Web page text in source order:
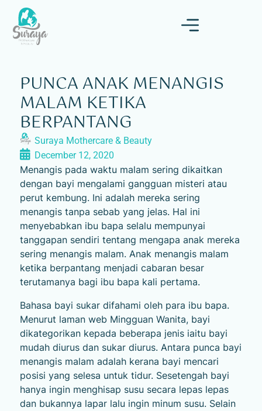
PUNCA ANAK MENANGIS
MALAM KETIKA
BERPANTANG
Suraya Mothercare & Beauty
December 12, 2020
Menangis pada waktu malam sering dikaitkan
dengan bayi mengalami gangguan misteri atau
perut kembung. Ini adalah mereka sering
menangis tanpa sebab yang jelas. Hal ini
menyebabkan ibu bapa selalu mempunyai
tanggapan sendiri tentang mengapa anak mereka
sering menangis malam. Anak menangis malam
ketika berpantang menjadi cabaran besar
terutamanya bagi ibu bapa kali pertama.
Bahasa bayi sukar difahami oleh para ibu bapa.
Menurut laman web Mingguan Wanita, bayi
dikategorikan kepada beberapa jenis iaitu bayi
mudah diurus dan sukar diurus. Antara punca bayi
menangis malam adalah kerana bayi mencari
posisi yang selesa untuk tidur. Sesetengah bayi
hanya ingin menghisap susu secara lepas lepas
dan bukannya lapar lalu ingin minum susu. Selain